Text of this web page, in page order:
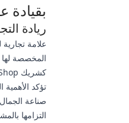
ريادة
علامة
المخصصة لها
صناعة
التزامها